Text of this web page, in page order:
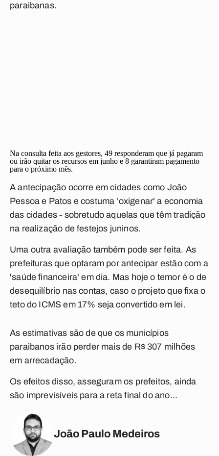
paraibanas.
Na consulta feita aos gestores, 49 responderam que já pagaram
ou irão quitar os recursos em junho e 8 garantiram pagamento
para o próximo mês.
A antecipação ocorre em cidades como João
Pessoa e Patos e costuma 'oxigenar' a economia
das cidades - sobretudo aquelas que têm tradição
na realização de festejos juninos.
Uma outra avaliação também pode ser feita. As
prefeituras que optaram por antecipar estão com a
'saúde financeira' em dia. Mas hoje o temor é o de
desequilíbrio nas contas, caso o projeto que fixa o
teto do ICMS em 17% seja convertido em lei.
As estimativas são de que os municípios
paraibanos irão perder mais de R$ 307 milhões
em arrecadação.
Os efeitos disso, asseguram os prefeitos, ainda
são imprevisíveis para a reta final do ano...
João Paulo Medeiros